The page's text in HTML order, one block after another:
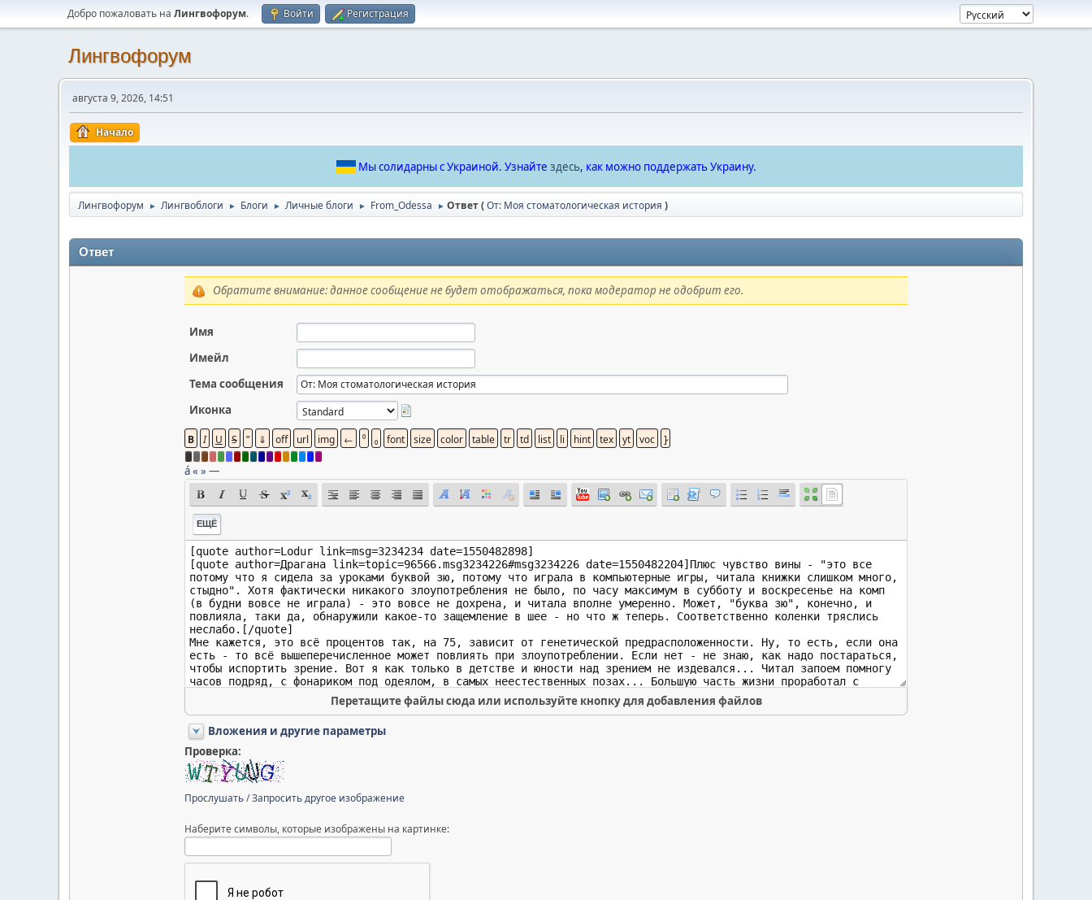
Добро пожаловать на Лингвофорум. Войти Регистрация
Лингвофорум
августа 9, 2026, 14:51
Начало
Мы солидарны с Украиной. Узнайте здесь, как можно поддержать Украину.
Лингвофорум ► Лингвоблоги ► Блоги ► Личные блоги ► From_Odessa ► Ответ (От: Моя стоматологическая история )
Ответ
Обратите внимание: данное сообщение не будет отображаться, пока модератор не одобрит его.
Имя
Имейл
Тема сообщения
Иконка
á« »—
ЕЩЁ
Перетащите файлы сюда или используйте кнопку для добавления файлов
Вложения и другие параметры
Проверка:
Прослушать/Запросить другое изображение
Наберите символы, которые изображены на картинке: